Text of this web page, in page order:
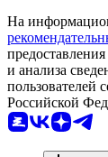
На
и анализа
пользователей
Российской